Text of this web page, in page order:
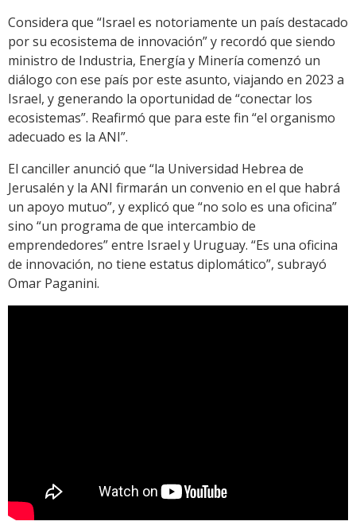
Considera que “Israel es notoriamente un país destacado
por su ecosistema de innovación” y recordó que siendo
ministro de Industria, Energía y Minería comenzó un
diálogo con ese país por este asunto, viajando en 2023 a
Israel, y generando la oportunidad de “conectar los
ecosistemas”. Reafirmó que para este fin “el organismo
adecuado es la ANI”.
El canciller anunció que “la Universidad Hebrea de
Jerusalén y la ANI firmarán un convenio en el que habrá
un apoyo mutuo”, y explicó que “no solo es una oficina”
sino “un programa de que intercambio de
emprendedores” entre Israel y Uruguay. “Es una oficina
de innovación, no tiene estatus diplomático”, subrayó
Omar Paganini.